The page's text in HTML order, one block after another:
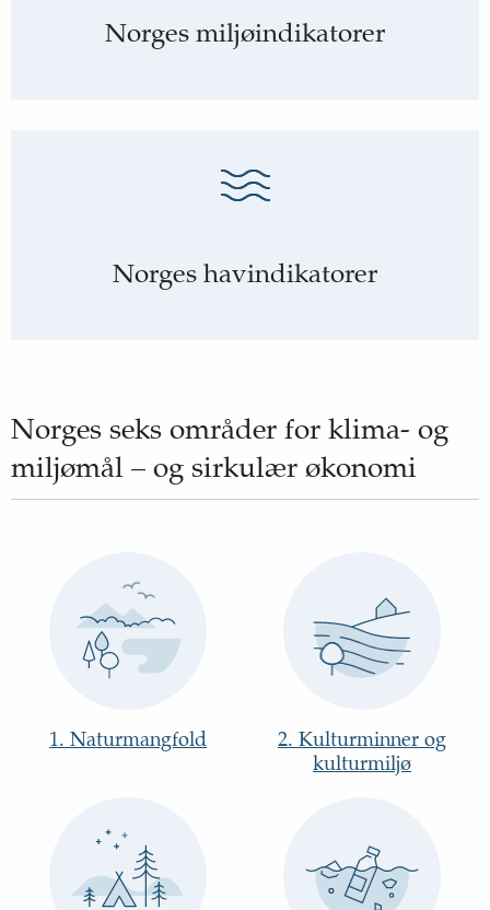
Norges miljøindikatorer
Norges havindikatorer
Norges seks områder for klima- og
miljømål – og sirkulær økonomi
1. Naturmangfold
2. Kulturminner og
kulturmiljø